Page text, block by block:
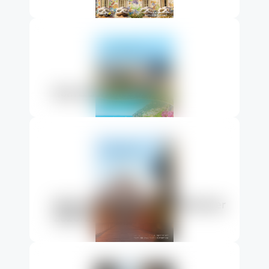
Rom & Sorrent 2027
Zum Reiseangebot
Web-Version
Passwort anfragen
Katalog bestellen
Winterkatalog Italien & Mittelmeer
Zum Reiseangebot
Passwort anfragen
Zum Reiseangebot